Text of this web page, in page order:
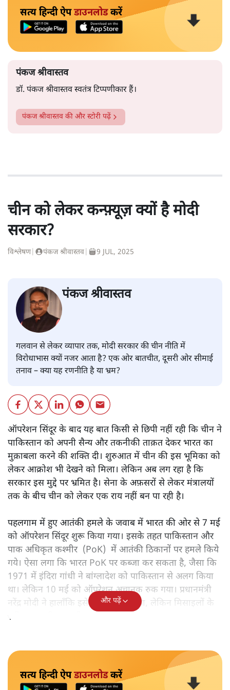
सत्य हिन्दी ऐपडाउनलोडकरें
पंकज श्रीवास्तव
डॉ. पंकज श्रीवास्तव स्वतंत्र टिप्पणीकार हैं।
पंकज श्रीवास्तव की और स्टोरी पढ़ें
चीन को लेकर कन्फ़्यूज़ क्यों है मोदी
सरकार?
विश्लेषण| पंकज श्रीवास्तव 9 JUL, 2025
पंकज श्रीवास्तव
गलवान से लेकर व्यापार तक, मोदी सरकार की चीन नीति में
विरोधाभास क्यों नजर आता है? एक ओर बातचीत, दूसरी ओर सीमाई
तनाव – क्या यह रणनीति है या भ्रम?
ऑपरेशन सिंदूर के बाद यह बात किसी से छिपी नहीं रही कि चीन ने
पाकिस्तान को अपनी सैन्य और तकनीकी ताक़त देकर भारत का
मुक़ाबला करने की शक्ति दी। शुरुआत में चीन की इस भूमिका को
लेकर आक्रोश भी देखने को मिला। लेकिन अब लग रहा है कि
सरकार इस मुद्दे पर भ्रमित है। सेना के अफ़सरों से लेकर मंत्रालयों
तक के बीच चीन को लेकर एक राय नहीं बन पा रही है।
को ऑपरेशन सिंदूर शुरू किया गया। इसके तहत पाकिस्तान और
पाक अधिकृत कश्मीर (PoK) में आतंकी ठिकानों पर हमले किये
गये। ऐसा लगा कि भारत PoK पर कब्जा कर सकता है, जैसा कि